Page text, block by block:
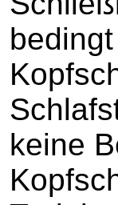
keine